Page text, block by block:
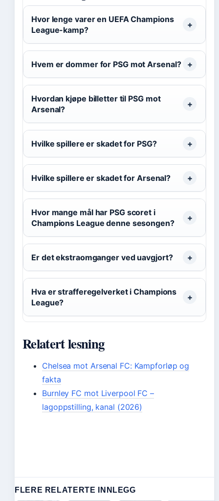
Hvor lenge varer en UEFA Champions
League-kamp?
Hvem er dommer for PSG mot Arsenal?
Hvordan kjøpe billetter til PSG mot
Arsenal?
Hvilke spillere er skadet for PSG?
Hvilke spillere er skadet for Arsenal?
Hvor mange mål har PSG scoret i
Champions League denne sesongen?
Er det ekstraomganger ved uavgjort?
Hva er strafferegelverket i Champions
League?
Relatert lesning
Chelsea mot Arsenal FC: Kampforløp og
fakta
Burnley FC mot Liverpool FC –
lagoppstilling, kanal (2026)
FLERE RELATERTE INNLEGG